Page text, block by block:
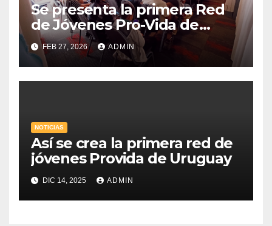
Se presenta la primera Red
de Jóvenes Pro-Vida de
Uruguay
FEB 27, 2026 ADMIN
NOTICIAS
Así se crea la primera red de
jóvenes Provida de Uruguay
DIC 14, 2025 ADMIN